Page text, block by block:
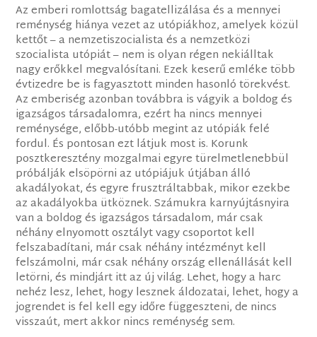
Az emberi romlottság bagatellizálása és a mennyei
reménység hiánya vezet az utópiákhoz, amelyek közül
kettőt – a nemzetiszocialista és a nemzetközi
szocialista utópiát – nem is olyan régen nekiálltak
nagy erőkkel megvalósítani. Ezek keserű emléke több
évtizedre be is fagyasztott minden hasonló törekvést.
Az emberiség azonban továbbra is vágyik a boldog és
igazságos társadalomra, ezért ha nincs mennyei
reménysége, előbb-utóbb megint az utópiák felé
fordul. És pontosan ezt látjuk most is. Korunk
posztkeresztény mozgalmai egyre türelmetlenebbül
próbálják elsöpörni az utópiájuk útjában álló
akadályokat, és egyre frusztráltabbak, mikor ezekbe
az akadályokba ütköznek. Számukra karnyújtásnyira
van a boldog és igazságos társadalom, már csak
néhány elnyomott osztályt vagy csoportot kell
felszabadítani, már csak néhány intézményt kell
felszámolni, már csak néhány ország ellenállását kell
letörni, és mindjárt itt az új világ. Lehet, hogy a harc
nehéz lesz, lehet, hogy lesznek áldozatai, lehet, hogy a
jogrendet is fel kell egy időre függeszteni, de nincs
visszaút, mert akkor nincs reménység sem.